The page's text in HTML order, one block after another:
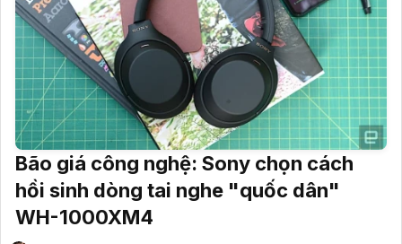
Bão giá công nghệ: Sony chọn cách
hồi sinh dòng tai nghe "quốc dân"
WH-1000XM4